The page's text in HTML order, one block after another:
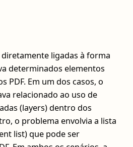
ligadas à forma
determinados elementos
PDF. Em um dos casos, o
relacionado ao uso de
(layers) dentro dos
o problema envolvia a lista
list) que pode ser